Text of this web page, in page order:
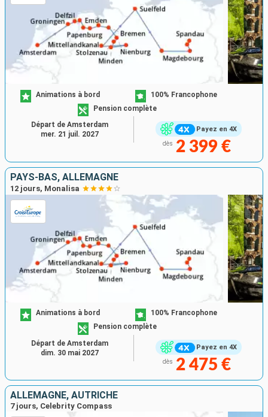
Payez en 4X
Animations à bord
100% Francophone
Pension complète
dès 2 399 €
Départ de Amsterdam
mer. 21 juil. 2027
PAYS-BAS, ALLEMAGNE
12 jours, Monalisa
Payez en 4X
Animations à bord
100% Francophone
Pension complète
dès 2 475 €
Départ de Amsterdam
dim. 30 mai 2027
ALLEMAGNE, AUTRICHE
7 jours, Celebrity Compass